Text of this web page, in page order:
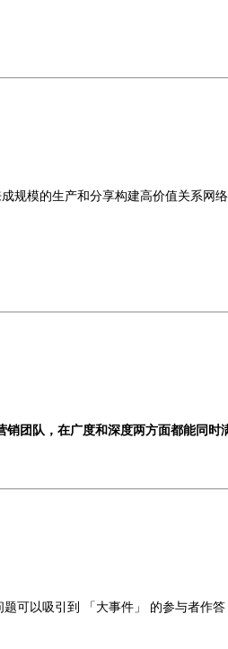
规模的生产和分享构建高价值关系网络
团队，在广度和深度两方面都能同时
可以吸引到 「大事件」 的参与者作答